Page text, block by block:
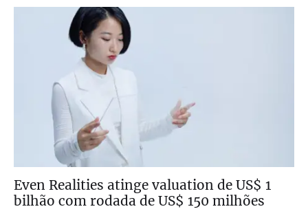
Even Realities atinge valuation de US$ 1
bilhão com rodada de US$ 150 milhões